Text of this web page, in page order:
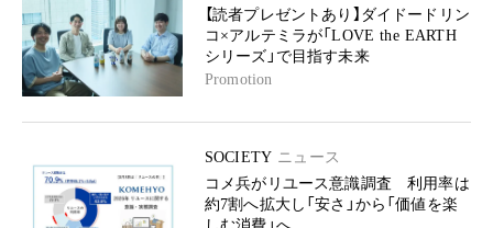
【読者プレゼントあり】ダイドードリン
コ×アルテミラが「LOVE the EARTH
シリーズ」で目指す未来
Promotion
SOCIETY ニュース
コメ兵がリユース意識調査 利用率は
約7割へ拡大し「安さ」から「価値を楽